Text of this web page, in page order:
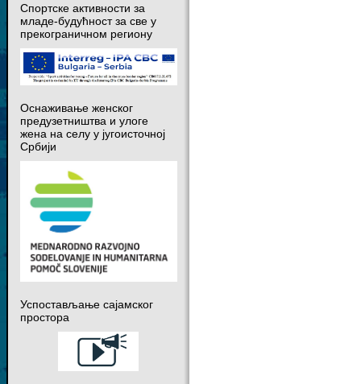
Спортске активности за
младе-будућност за све у
прекограничном региону
Оснаживање женског
предузетништва и улоге
жена на селу у југоисточној
Србији
Успостављање сајамског
простора